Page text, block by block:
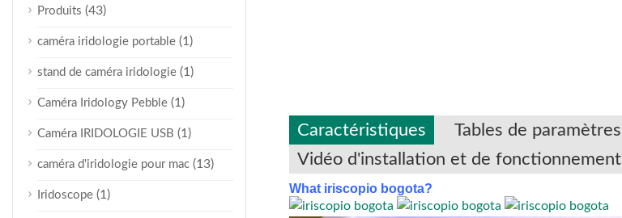
Caractéristiques Tables de paramètres
Vidéo d'installation et de fonctionnement
What iriscopio bogota?
Produits (43)
caméra iridologie portable (1)
stand de caméra iridologie (1)
Caméra Iridology Pebble (1)
Caméra IRIDOLOGIE USB (1)
caméra d'iridologie pour mac (13)
Iridoscope (1)